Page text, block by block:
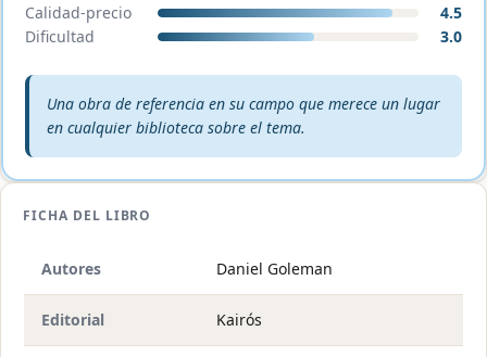
Calidad-precio
4.5
Dificultad
3.0
Veredicto editorial:
Una obra de referencia en su campo que merece un lugar
en cualquier biblioteca sobre el tema.
FICHA DEL LIBRO
Autores Daniel Goleman
Editorial Kairós